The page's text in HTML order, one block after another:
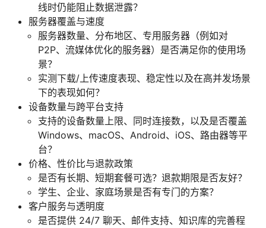
线时仍能阻止数据泄露？
服务器覆盖与速度
服务器数量、分布地区、专用服务器（例如对
P2P、流媒体优化的服务器）是否满足你的使用场
景？
实测下载/上传速度表现、稳定性以及在高并发场景
下的表现如何？
设备数量与跨平台支持
支持的设备数量上限、同时连接数，以及是否覆盖
Windows、macOS、Android、iOS、路由器等平
台？
价格、性价比与退款政策
是否有长期、短期套餐可选？退款期限是否友好？
学生、企业、家庭场景是否有专门的方案？
客户服务与透明度
是否提供 24/7 聊天、邮件支持、知识库的完善程